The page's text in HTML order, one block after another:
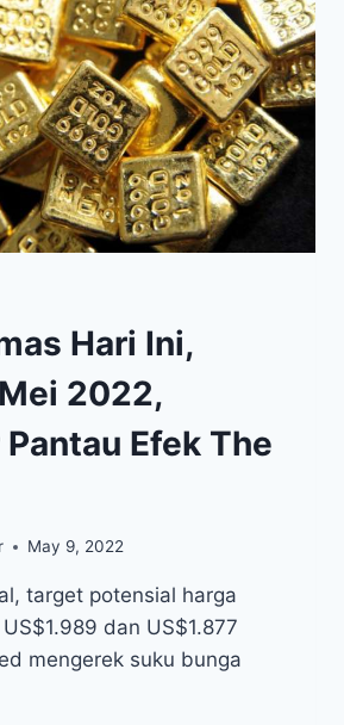
Hari Ini,
2022,
Efek The
May 9, 2022
target potensial harga
dan US$1.877
mengerek suku bunga